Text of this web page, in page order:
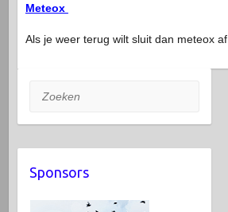
Meteox
Als je weer terug wilt sluit dan meteox af.
Zoeken
Sponsors